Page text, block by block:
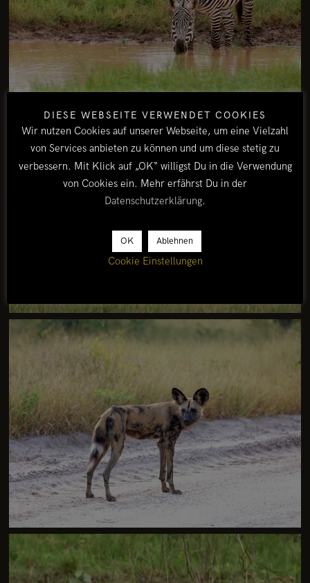
DIESE WEBSEITE VERWENDET COOKIES
Wir nutzen Cookies auf unserer Webseite, um eine Vielzahl
von Services anbieten zu können und um diese stetig zu
verbessern. Mit Klick auf „OK“ willigst Du in die Verwendung
von Cookies ein. Mehr erfährst Du in der
Datenschutzerklärung.
OK Ablehnen
Cookie Einstellungen